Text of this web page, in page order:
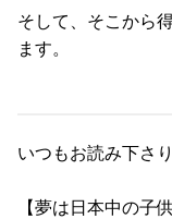
そして、そこから
ます。
いつもお読み下さ
【夢は日本中の子